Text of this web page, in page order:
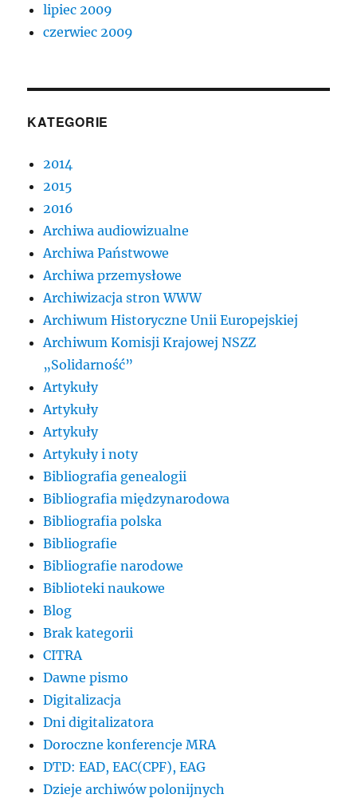
lipiec 2009
czerwiec 2009
KATEGORIE
2014
2015
2016
Archiwa audiowizualne
Archiwa Państwowe
Archiwa przemysłowe
Archiwizacja stron WWW
Archiwum Historyczne Unii Europejskiej
Archiwum Komisji Krajowej NSZZ
„Solidarność”
Artykuły
Artykuły
Artykuły
Artykuły i noty
Bibliografia genealogii
Bibliografia międzynarodowa
Bibliografia polska
Bibliografie
Bibliografie narodowe
Biblioteki naukowe
Blog
Brak kategorii
CITRA
Dawne pismo
Digitalizacja
Dni digitalizatora
Doroczne konferencje MRA
DTD: EAD, EAC(CPF), EAG
Dzieje archiwów polonijnych